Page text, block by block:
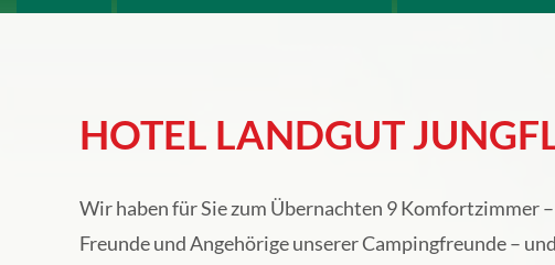
HOTEL LANDGUT
Wir haben für Sie zum Übernachten 9 Komfortzimmer
Freunde und Angehörige unserer Campingfreunde –